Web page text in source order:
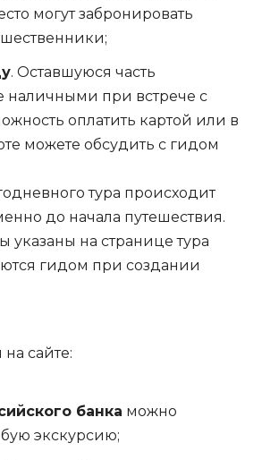
могут забронировать
. Оставшуюся часть
наличными при встрече с
оплатить картой или в
можете обсудить с гидом
тура происходит
до начала путешествия.
указаны на странице тура
гидом при создании
сайте:
банка можно
экскурсию;